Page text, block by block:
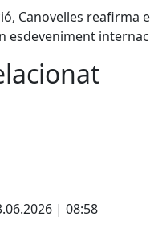
Canovelles reafirma
esdeveniment
| 08:58